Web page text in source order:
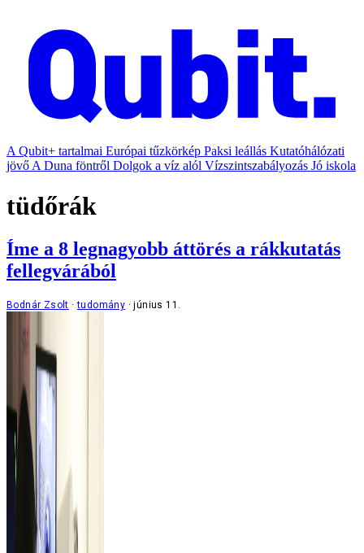
A Qubit+ tartalmai Európai tűzkörkép Paksi leállás Kutatóhálózati
jövő A Duna föntről Dolgok a víz alól Vízszintszabályozás Jó iskola
tüdőrák
Íme a 8 legnagyobb áttörés a rákkutatás
fellegvárából
Bodnár Zsolt tudomány június 11.